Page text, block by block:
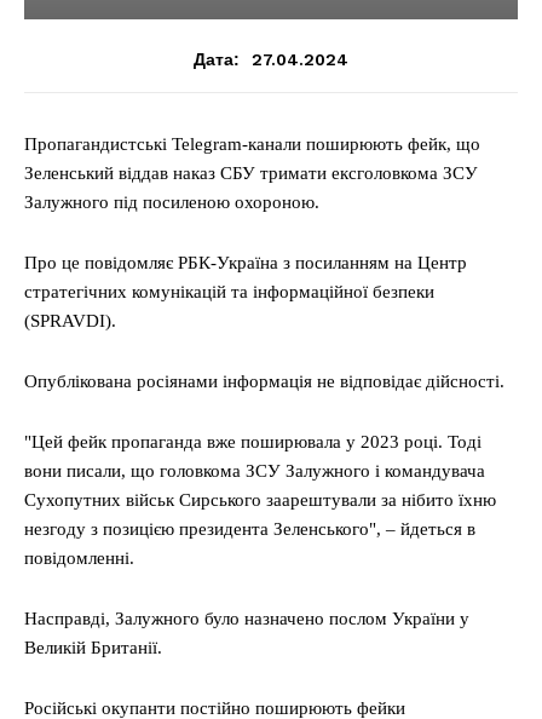
Дата: 27.04.2024
Пропагандистські Telegram-канали поширюють фейк, що
Зеленський віддав наказ СБУ тримати ексголовкома ЗСУ
Залужного під посиленою охороною.
Про це повідомляє РБК-Україна з посиланням на Центр
стратегічних комунікацій та інформаційної безпеки
(SPRAVDI).
Опублікована росіянами інформація не відповідає дійсності.
"Цей фейк пропаганда вже поширювала у 2023 році. Тоді
вони писали, що головкома ЗСУ Залужного і командувача
Сухопутних військ Сирського заарештували за нібито їхню
незгоду з позицією президента Зеленського", – йдеться в
повідомленні.
Насправді, Залужного було назначено послом України у
Великій Британії.
Російські окупанти постійно поширюють фейки